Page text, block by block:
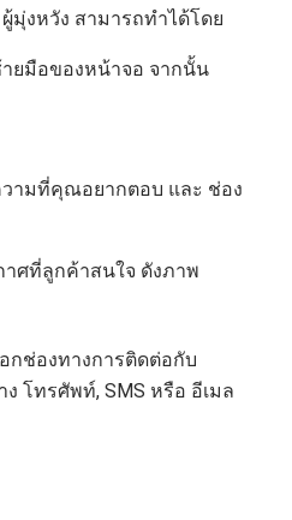
มุ่งหวัง สามารถทำได้โดย
ยมือของหน้าจอ จากนั้น
ามที่คุณอยากตอบ และ ช่อง
าศที่ลูกค้าสนใจ ดังภาพ
ช่องทางการติดต่อกับ
โทรศัพท์, SMS หรือ อีเมล